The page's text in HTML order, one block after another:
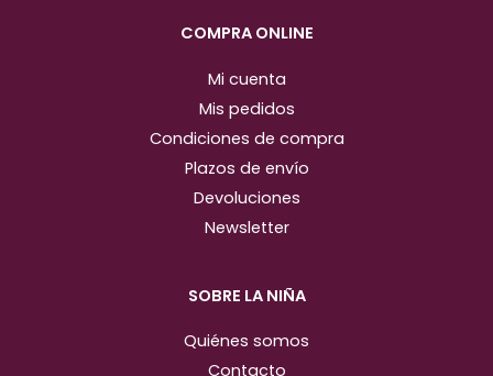
m
COMPRA ONLINE
Mi cuenta
Mis pedidos
Condiciones de compra
Plazos de envío
Devoluciones
Newsletter
SOBRE LA NIÑA
Quiénes somos
Contacto